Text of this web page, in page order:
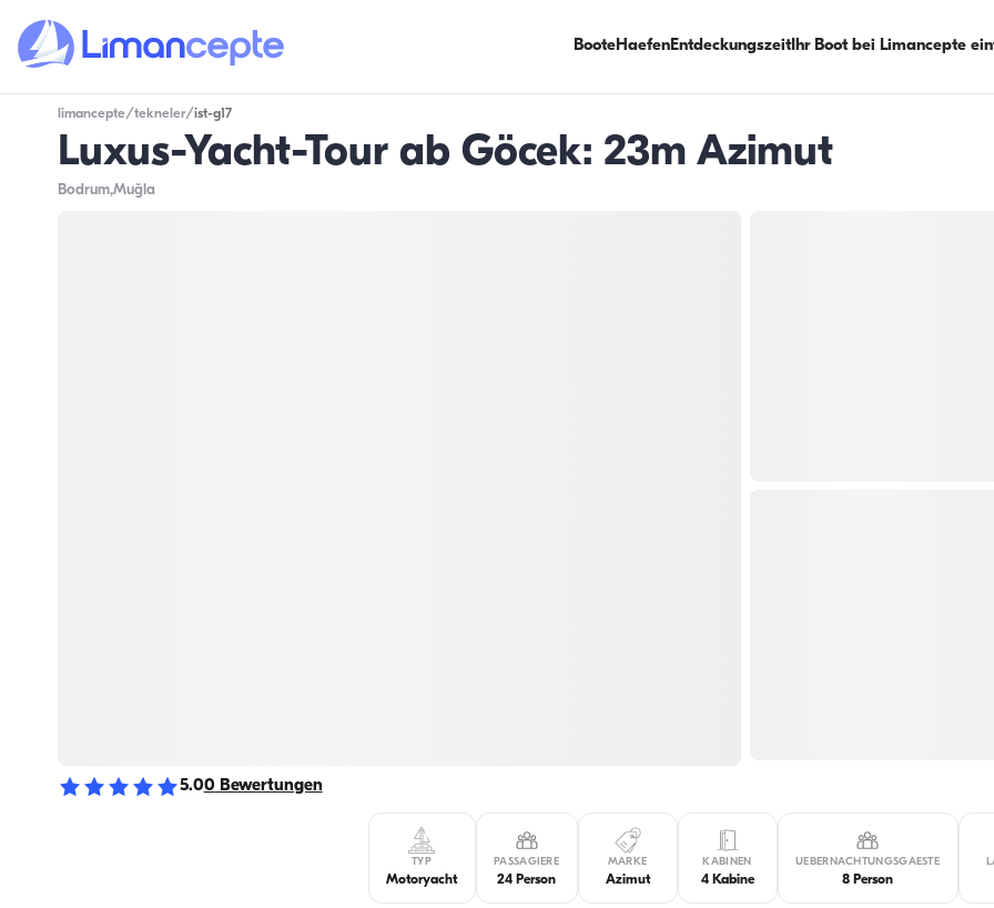
BooteHaefenEntdeckungszeitIhr Boot bei Limancepte
limancepte/tekneler/ist-g17
Luxus-Yacht-Tour ab Göcek: 23m Azimut
Bodrum,Muğla
5.00 Bewertungen
TYP
Motoryacht
PASSAGIERE
24 Person
MARKE
Azimut
KABINEN
4 Kabine
UEBERNACHTUNGSGAESTE
8 Person